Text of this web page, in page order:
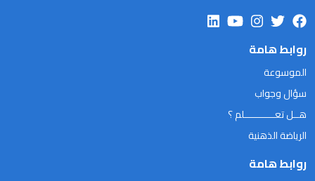
روابط هامة
الموسوعة
سؤال وجواب
هــل تعـــــــــــلم ؟
الرياضة الذهنية
روابط هامة